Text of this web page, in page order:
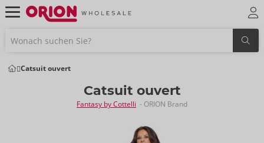
Catsuit ouvert
Catsuit ouvert
Fantasy by Cottelli - ORION Brand